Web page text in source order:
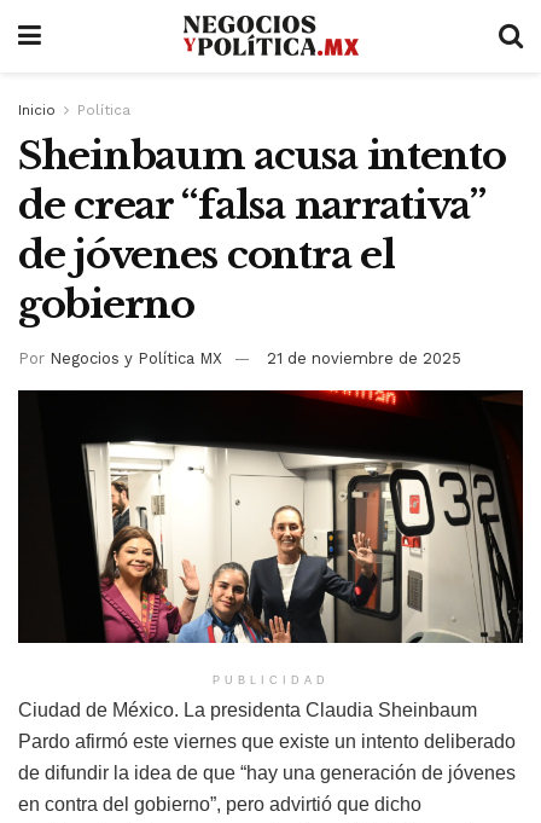
Inicio Política
Sheinbaum acusa intento
de crear “falsa narrativa”
de jóvenes contra el
gobierno
Por Negocios y Política MX 21 de noviembre de 2025
PUBLICIDAD
Ciudad de México. La presidenta Claudia Sheinbaum
Pardo afirmó este viernes que existe un intento deliberado
de difundir la idea de que “hay una generación de jóvenes
en contra del gobierno”, pero advirtió que dicho